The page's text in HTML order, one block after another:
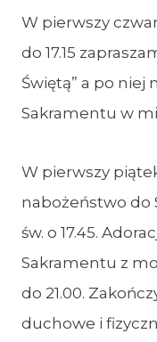
W pierwszy
do 17.15
Świętą” a po niej
Sakramentu w
W pierwszy
nabożeństwo do
św. o 17.45.
Sakramentu z
do 21.00.
duchowe i